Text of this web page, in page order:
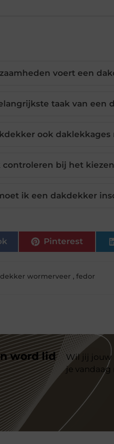
voert een
taak van een
ook daklekkages
bij het
ik een dakdekker
Pinterest
wormerveer ,fedor
word lid
Wil jij jouw
je